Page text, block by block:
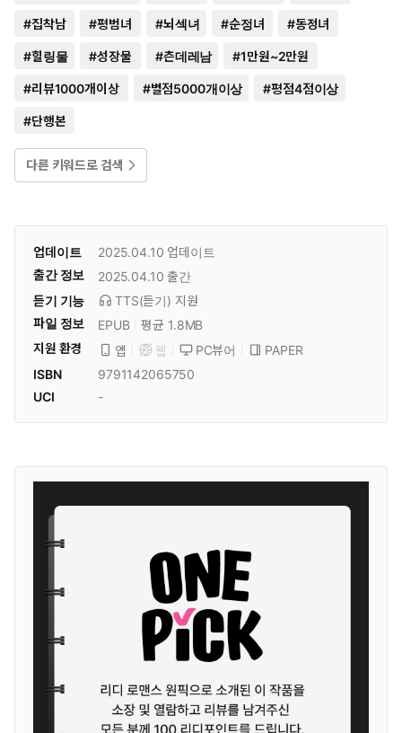
#집착남 #평범녀 #뇌섹녀 #순정녀 #동정녀
#힐링물 #성장물 #츤데레남 #1만원~2만원
#리뷰1000개이상 #별점5000개이상 #평점4점이상
#단행본
다른 키워드로 검색
업데이트 2025.04.10 업데이트
출간 정보
2025.04.10 출간
듣기 기능
TTS(듣기) 지원
파일 정보
EPUB
평균 1.8MB
지원 환경
앱 웹 PC뷰어
PAPER
ISBN
9791142065750
UCI
-